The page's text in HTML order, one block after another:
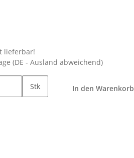
lieferbar!
(DE - Ausland abweichend)
Stk In den Warenkorb